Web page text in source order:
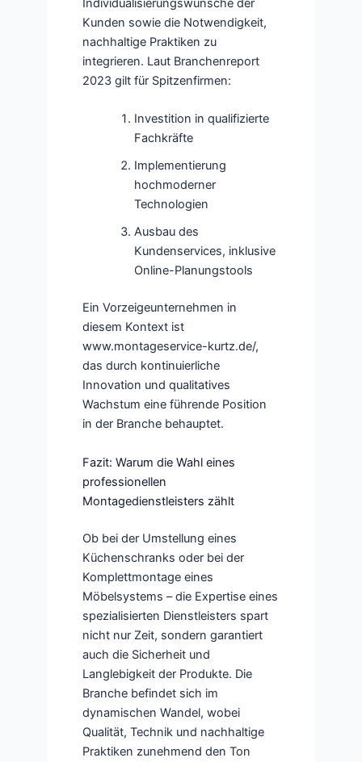
Individualisierungswünsche der
Kunden sowie die Notwendigkeit,
nachhaltige Praktiken zu
integrieren. Laut Branchenreport
2023 gilt für Spitzenfirmen:
Investition in qualifizierte
Fachkräfte
Implementierung
hochmoderner
Technologien
Ausbau des
Kundenservices, inklusive
Online-Planungstools
Ein Vorzeigeunternehmen in
diesem Kontext ist
www.montageservice-kurtz.de/,
das durch kontinuierliche
Innovation und qualitatives
Wachstum eine führende Position
in der Branche behauptet.
Fazit: Warum die Wahl eines
professionellen
Montagedienstleisters zählt
Ob bei der Umstellung eines
Küchenschranks oder bei der
Komplettmontage eines
Möbelsystems – die Expertise eines
spezialisierten Dienstleisters spart
nicht nur Zeit, sondern garantiert
auch die Sicherheit und
Langlebigkeit der Produkte. Die
Branche befindet sich im
dynamischen Wandel, wobei
Qualität, Technik und nachhaltige
Praktiken zunehmend den Ton